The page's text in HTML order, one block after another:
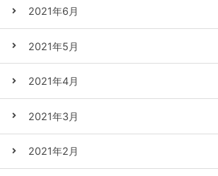
2021年6月
2021年5月
2021年4月
2021年3月
2021年2月